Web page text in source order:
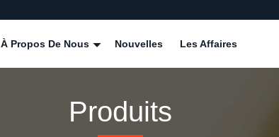
À Propos De Nous Nouvelles Les Affaires
Produits